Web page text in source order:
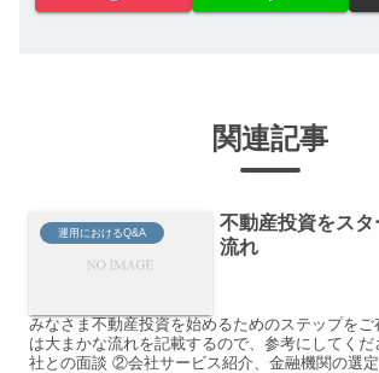
関連記事
運用におけるQ&A
不動産投資をス
流れ
みなさま不動産投資を始めるためのステップをご
は大まかな流れを記載するので、参考にしてく
社との面談 ②会社サービス紹介、金融機関の選定